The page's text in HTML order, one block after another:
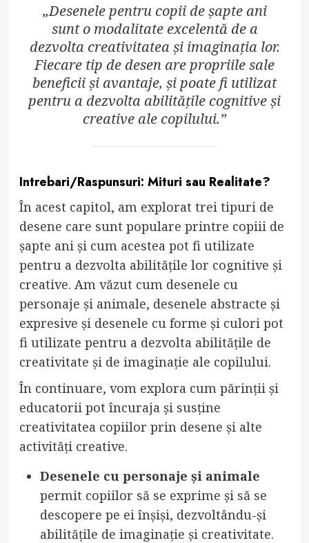
„Desenele pentru copii de șapte ani
sunt o modalitate excelentă de a
dezvolta creativitatea și imaginația lor.
Fiecare tip de desen are propriile sale
beneficii și avantaje, și poate fi utilizat
pentru a dezvolta abilitățile cognitive și
creative ale copilului.”
Intrebari/Raspunsuri: Mituri sau Realitate?
În acest capitol, am explorat trei tipuri de
desene care sunt populare printre copiii de
șapte ani și cum acestea pot fi utilizate
pentru a dezvolta abilitățile lor cognitive și
creative. Am văzut cum desenele cu
personaje și animale, desenele abstracte și
expresive și desenele cu forme și culori pot
fi utilizate pentru a dezvolta abilitățile de
creativitate și de imaginație ale copilului.
În continuare, vom explora cum părinții și
educatorii pot încuraja și susține
creativitatea copiilor prin desene și alte
activități creative.
Desenele cu personaje și animale
permit copiilor să se exprime și să se
descopere pe ei înșiși, dezvoltându-și
abilitățile de imaginație și creativitate.